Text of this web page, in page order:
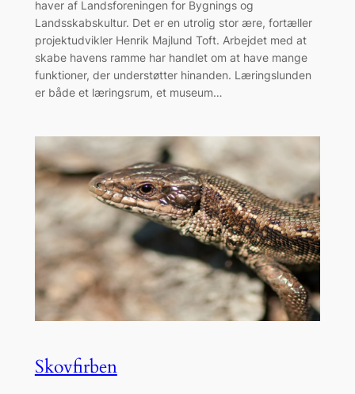
haver af Landsforeningen for Bygnings og
Landsskabskultur. Det er en utrolig stor ære, fortæller
projektudvikler Henrik Majlund Toft. Arbejdet med at
skabe havens ramme har handlet om at have mange
funktioner, der understøtter hinanden. Læringslunden
er både et læringsrum, et museum…
Skovfirben